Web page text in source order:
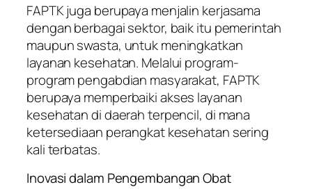
FAPTK juga berupaya menjalin kerjasama
dengan berbagai sektor, baik itu pemerintah
maupun swasta, untuk meningkatkan
layanan kesehatan. Melalui program-
program pengabdian masyarakat, FAPTK
berupaya memperbaiki akses layanan
kesehatan di daerah terpencil, di mana
ketersediaan perangkat kesehatan sering
kali terbatas.
Inovasi dalam Pengembangan Obat